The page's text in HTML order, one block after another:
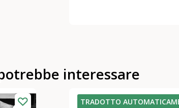
interessare
TRADOTTO